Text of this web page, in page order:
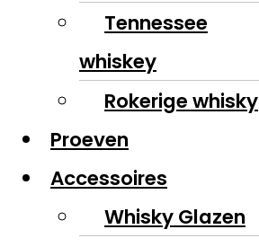
Tennessee
whiskey
Rokerige whisky
Proeven
Accessoires
Whisky Glazen